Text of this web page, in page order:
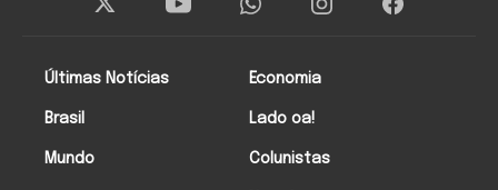
Últimas Notícias
Brasil
Mundo
Economia
Lado oa!
Colunistas